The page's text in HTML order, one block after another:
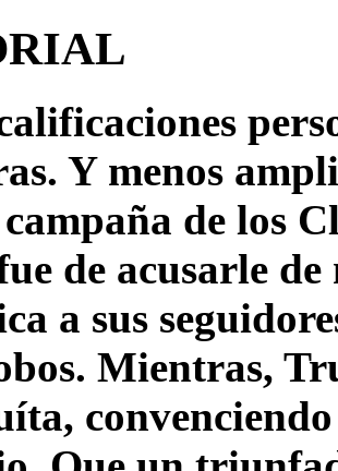
Y menos
de los
de acusarle
a sus
Mientras,